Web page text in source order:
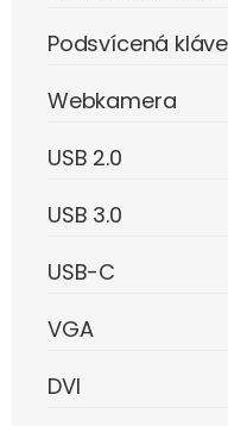
Podsvícená
Webkamera
USB 2.0
USB 3.0
USB-C
VGA
DVI